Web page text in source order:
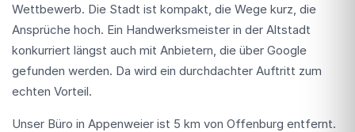
Wettbewerb. Die Stadt ist kompakt, die Wege kurz, die
Ansprüche hoch. Ein Handwerksmeister in der Altstadt
konkurriert längst auch mit Anbietern, die über Google
gefunden werden. Da wird ein durchdachter Auftritt zum
echten Vorteil.
Unser Büro in Appenweier ist 5 km von Offenburg entfernt.